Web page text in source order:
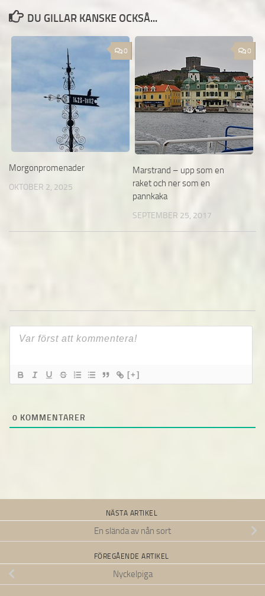
DU GILLAR KANSKE OCKSÅ...
0
Morgonpromenader
OKTOBER 2, 2025
0
Marstrand – upp som en
raket och ner som en
pannkaka
SEPTEMBER 25, 2017
[+]
0 KOMMENTARER
NÄSTA ARTIKEL
En slända av nån sort
FÖREGÅENDE ARTIKEL
Nyckelpiga